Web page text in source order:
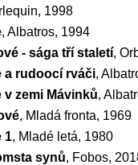
1998
, Albatros, 1994
- sága tří staletí,
a rudoocí rváči,
v zemi Mávinků,
, Mladá fronta, 1969
1, Mladé letá, 1980
synů, Fobos,